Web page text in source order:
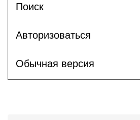
Поиск
Авторизоваться
Обычная версия